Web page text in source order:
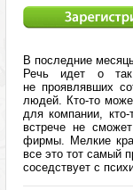
В последние
Речь идет о так
не проявлявших
людей. Кто-то
для компании,
встрече не
фирмы. Мелкие
все это тот самый
соседствует с